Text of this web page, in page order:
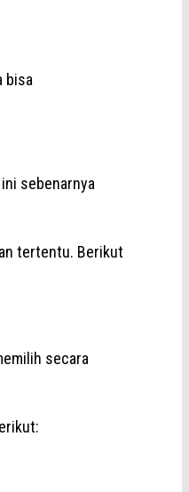
bisa
sebenarnya
tertentu. Berikut
secara